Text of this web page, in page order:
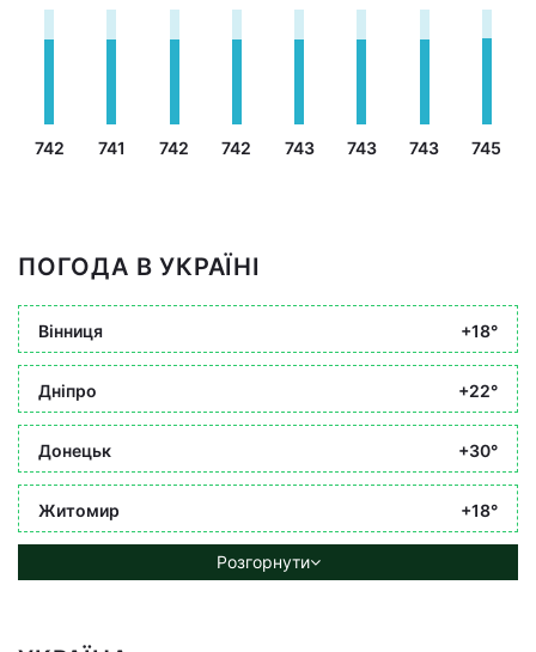
742 741 742 742 743 743 743 745
ПОГОДА В УКРАЇНІ
Вінниця +18°
Дніпро +22°
Донецьк +30°
Житомир +18°
Розгорнути